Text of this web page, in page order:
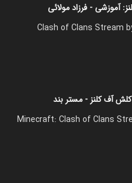
آموزشی - فرزاد مولائی
Clash of Clans Stream
آف کلنز - مستر بند
Minecraft: Clash of Clans